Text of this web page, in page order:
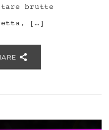
brutte
[…]